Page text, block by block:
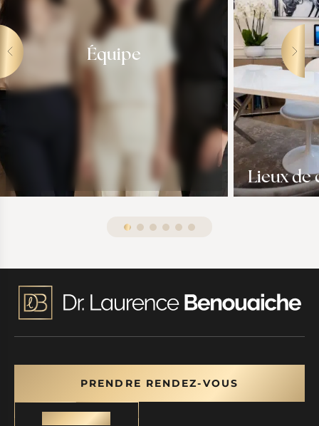
Équipe
Lieux
PRENDRE RENDEZ-VOUS
CONTACT